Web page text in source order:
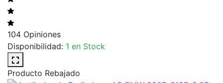
104 Opiniones
Disponibilidad: 1 en Stock
Producto Rebajado